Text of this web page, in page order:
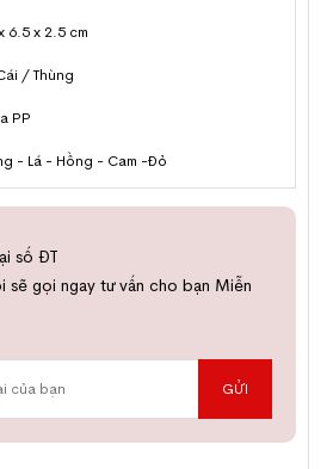
x 2.5 cm
/ Thùng
PP
- Hồng - Cam -Đỏ
số ĐT
sẽ gọi ngay tư vấn cho bạn Miễn